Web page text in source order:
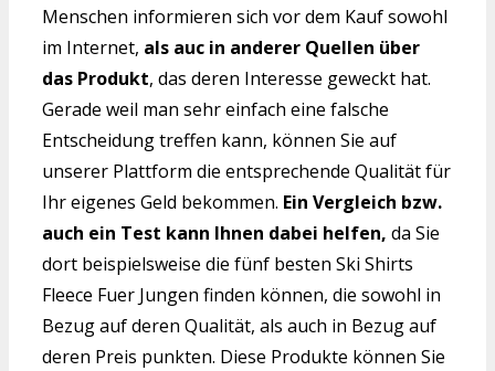
Menschen informieren sich vor dem Kauf sowohl
im Internet, als auc in anderer Quellen über
das Produkt, das deren Interesse geweckt hat.
Gerade weil man sehr einfach eine falsche
Entscheidung treffen kann, können Sie auf
unserer Plattform die entsprechende Qualität für
Ihr eigenes Geld bekommen. Ein Vergleich bzw.
auch ein Test kann Ihnen dabei helfen, da Sie
dort beispielsweise die fünf besten Ski Shirts
Fleece Fuer Jungen finden können, die sowohl in
Bezug auf deren Qualität, als auch in Bezug auf
deren Preis punkten. Diese Produkte können Sie